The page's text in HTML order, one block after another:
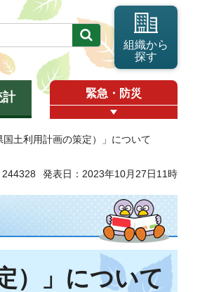
組織から
探す
計 緊急・防災
土利用計画の策定）」について
発表日：2023年10月27日11時
）」について